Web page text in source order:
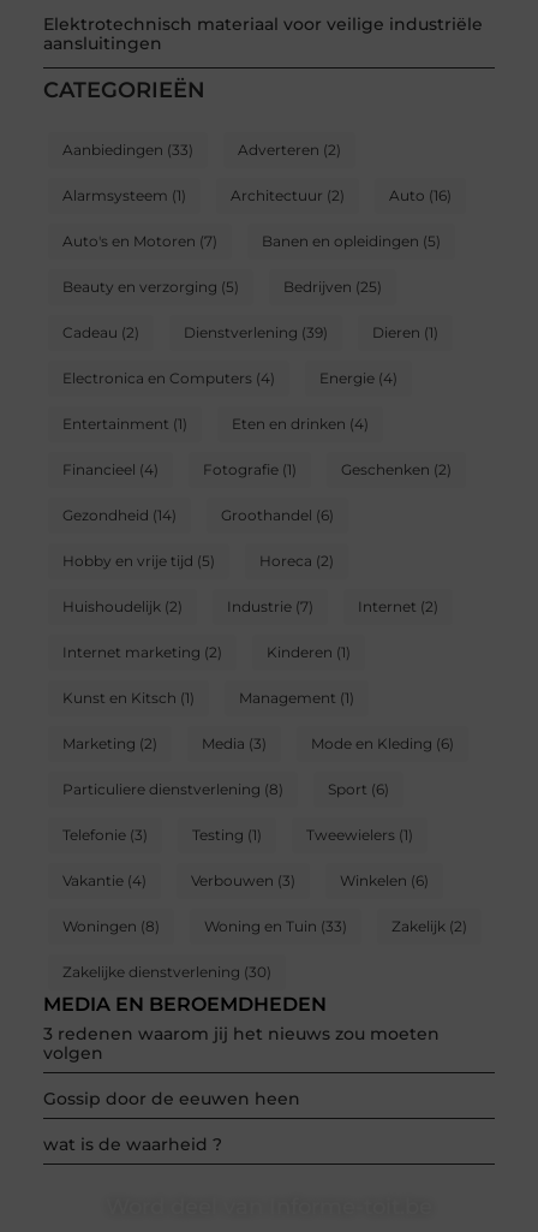
Elektrotechnisch materiaal voor veilige industriële
aansluitingen
CATEGORIEËN
Aanbiedingen (33) Adverteren (2)
Alarmsysteem (1) Architectuur (2) Auto (16)
Auto's en Motoren (7) Banen en opleidingen (5)
Beauty en verzorging (5) Bedrijven (25)
Cadeau (2) Dienstverlening (39) Dieren (1)
Electronica en Computers(4) Energie(4)
Entertainment (1) Eten en drinken (4)
Financieel (4) Fotografie(1) Geschenken (2)
Gezondheid (14) Groothandel (6)
Hobby en vrije tijd (5) Horeca (2)
Huishoudelijk (2) Industrie(7) Internet (2)
Internet marketing (2) Kinderen (1)
Kunst en Kitsch (1) Management (1)
Marketing (2) Media (3) Mode en Kleding (6)
Particuliere dienstverlening (8) Sport (6)
Telefonie(3) Testing (1) Tweewielers(1)
Vakantie(4) Verbouwen (3) Winkelen (6)
Woningen (8) Woning en Tuin (33) Zakelijk (2)
Zakelijke dienstverlening (30)
MEDIA EN BEROEMDHEDEN
3 redenen waarom jij het nieuws zou moeten
volgen
Gossip door de eeuwen heen
wat is de waarheid ?